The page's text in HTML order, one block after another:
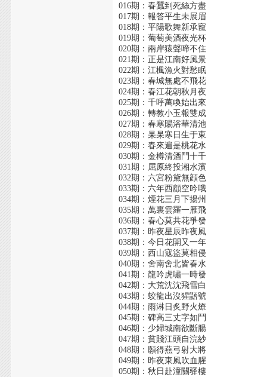
016期：春蠶到死絲方盡
017期：報答平生未展眉
018期：平陽歌舞新承寵
019期：葡萄美酒夜光杯
020期：兩岸猿聲啼不住
021期：正是江南好風景
022期：江楓漁火對愁眠
023期：春城無處不飛花
024期：春江花朝秋月夜
025期：千呼萬喚始出來
026期：轉教小玉報雙成
027期：春寒賜浴華清池
028期：杲杲寒日生于東
029期：春來遍是桃花水
030期：金樽清酒鬥十千
031期：屈原終投湘水濱
032期：六宮粉黛無顔色
033期：六年西顧空吟哦
034期：煙花三月下揚州
035期：萬裏雲羅一雁飛
036期：春心莫共花爭發
037期：昨夜星辰昨夜風
038期：今日花開又一年
039期：西山寇盜莫相侵
040期：舍南舍北皆春水
041期：龍吟虎嘯一時發
042期：大荒沈沈飛雪白
043期：蛟龍出沒猩鼯號
044期：雨淋日炙野火燎
045期：碑高三丈字如鬥
046期：少婦城南欲斷腸
047期：貧賤江頭自浣紗
048期：願得燕弓射大將
049期：昨夜東風吹血腥
050期：秋日赴潼關驿樓